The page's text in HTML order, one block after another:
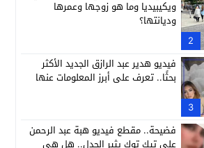
2
ويكيبيديا وما هو زوجها وعمرها
وديانتها؟
3
فيديو هدير عبد الرازق الجديد الأكثر
بحثًا.. تعرف على أبرز المعلومات عنها
فضيحة.. مقطع فيديو هبة عبد الرحمن
على تيك توك يثير الجدل.. هل هي